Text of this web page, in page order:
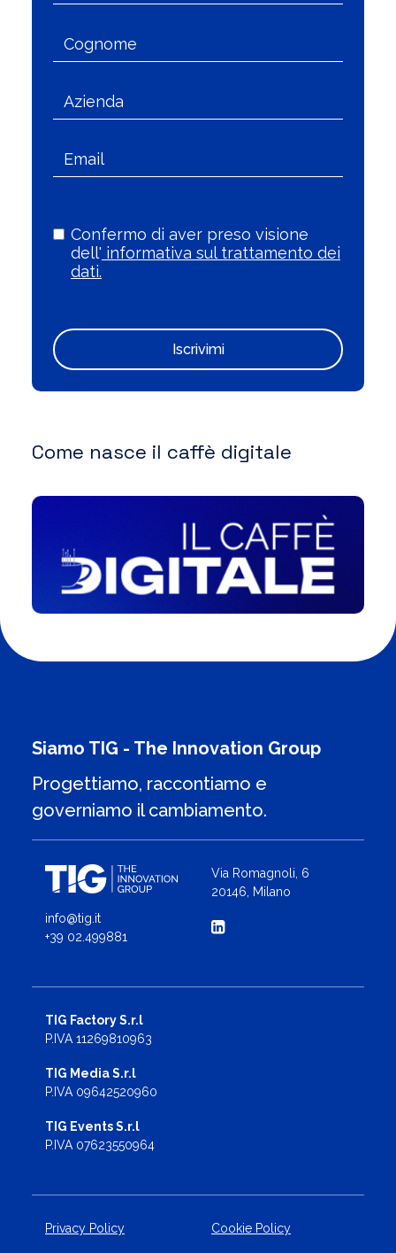
Confermo di aver preso visione
dell' informativa sul trattamento dei
dati.
Iscrivimi
Come nasce il caffè digitale
Siamo TIG - The Innovation Group
Progettiamo, raccontiamo e
governiamo il cambiamento.
info@tig.it
+39 02.499881
Via Romagnoli, 6
20146, Milano
TIG Factory S.r.l
P.IVA 11269810963
TIG Media S.r.l
P.IVA 09642520960
TIG Events S.r.l
P.IVA 07623550964
Privacy Policy Cookie Policy